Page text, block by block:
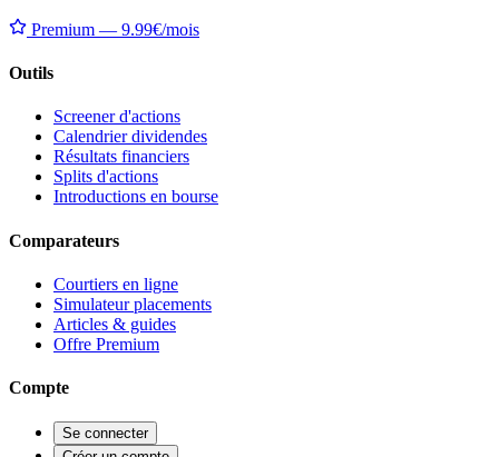
Premium — 9.99€/mois
Outils
Screener d'actions
Calendrier dividendes
Résultats financiers
Splits d'actions
Introductions en bourse
Comparateurs
Courtiers en ligne
Simulateur placements
Articles & guides
Offre Premium
Compte
Se connecter